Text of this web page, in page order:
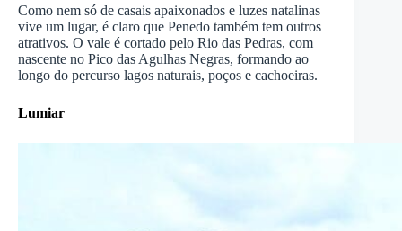
Como nem só de casais apaixonados e luzes natalinas
vive um lugar, é claro que Penedo também tem outros
atrativos. O vale é cortado pelo Rio das Pedras, com
nascente no Pico das Agulhas Negras, formando ao
longo do percurso lagos naturais, poços e cachoeiras.
Lumiar